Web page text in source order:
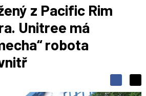
z Pacific Rim
Unitree má
robota
SS